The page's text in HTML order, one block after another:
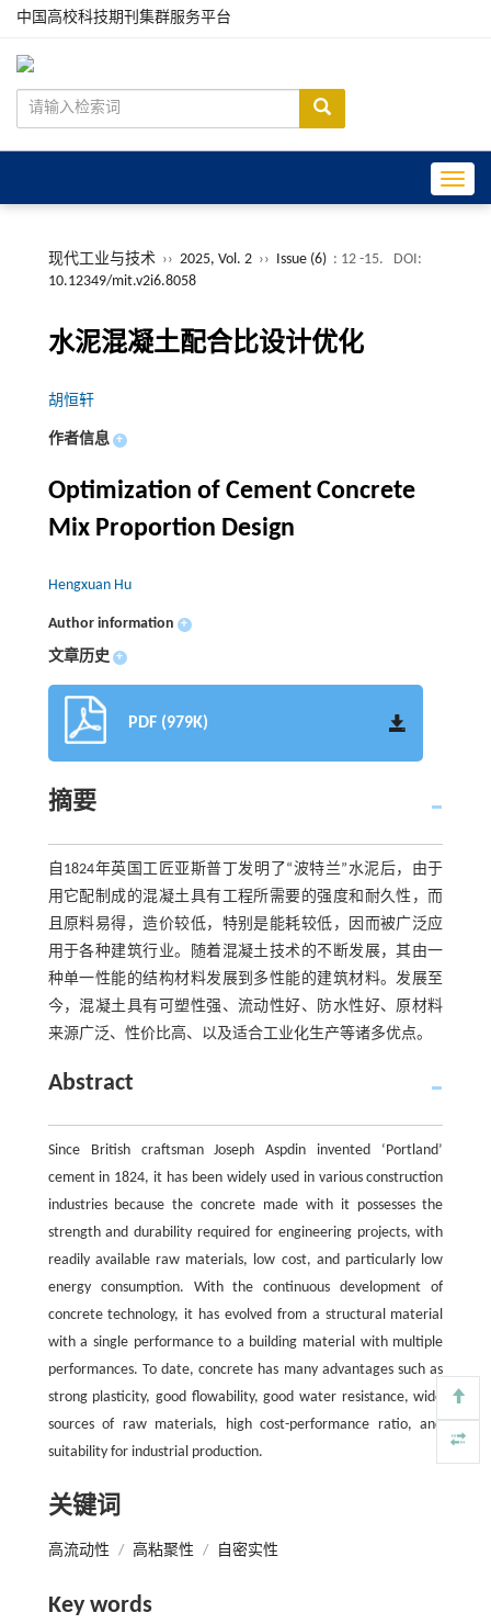
中国高校科技期刊集群服务平台
现代工业与技术 ›› 2025, Vol. 2 ›› Issue (6) : 12 -15.
DOI:
10.12349/mit.v2i6.8058
水泥混凝土配合比设计优化
胡恒轩
作者信息 +
Optimization of Cement Concrete
Mix Proportion Design
Hengxuan Hu
Author information +
文章历史 +
PDF (979K)
摘要
自1824年英国工匠亚斯普丁发明了“波特兰”水泥后，由于
用它配制成的混凝土具有工程所需要的强度和耐久性，而
且原料易得，造价较低，特别是能耗较低，因而被广泛应
用于各种建筑行业。随着混凝土技术的不断发展，其由一
种单一性能的结构材料发展到多性能的建筑材料。发展至
今，混凝土具有可塑性强、流动性好、防水性好、原材料
来源广泛、性价比高、以及适合工业化生产等诸多优点。
Abstract
Since British craftsman Joseph Aspdin invented ‘Portland’
cement in 1824, it has been widely used in various construction
industries because the concrete made with it possesses the
strength and durability required for engineering projects, with
readily available raw materials, low cost, and particularly low
energy consumption. With the continuous development of
concrete technology, it has evolved from a structural material
with a single performance to a building material with multiple
performances. To date, concrete has many advantages such as
strong plasticity, good flowability, good water resistance, wide
sources of raw materials, high cost-performance ratio, and
suitability for industrial production.
关键词
高流动性 / 高粘聚性 / 自密实性
Key words